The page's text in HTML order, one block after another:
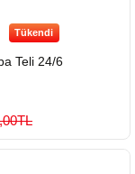
Tükendi
Teli 24/6